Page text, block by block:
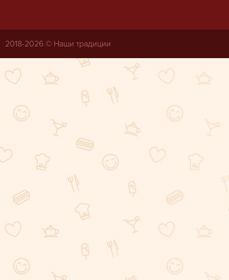
2018-2026 © Наши традиции